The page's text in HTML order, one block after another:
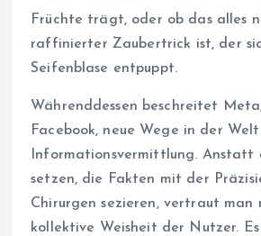
Früchte trägt, oder ob das alles
raffinierter Zaubertrick ist, der
Seifenblase entpuppt.
Währenddessen beschreitet
Facebook, neue Wege in der
Informationsvermittlung. Anstatt
setzen, die Fakten mit der
Chirurgen sezieren, vertraut man
kollektive Weisheit der Nutzer. Es